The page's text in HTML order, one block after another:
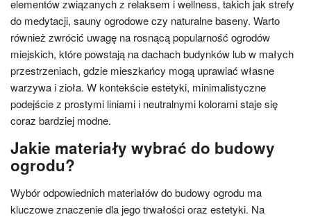
elementów związanych z relaksem i wellness, takich jak strefy
do medytacji, sauny ogrodowe czy naturalne baseny. Warto
również zwrócić uwagę na rosnącą popularność ogrodów
miejskich, które powstają na dachach budynków lub w małych
przestrzeniach, gdzie mieszkańcy mogą uprawiać własne
warzywa i zioła. W kontekście estetyki, minimalistyczne
podejście z prostymi liniami i neutralnymi kolorami staje się
coraz bardziej modne.
Jakie materiały wybrać do budowy
ogrodu?
Wybór odpowiednich materiałów do budowy ogrodu ma
kluczowe znaczenie dla jego trwałości oraz estetyki. Na